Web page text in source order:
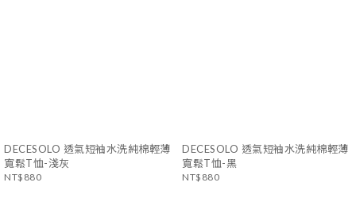
DECESOLO 透氣短袖水洗純棉輕薄
寬鬆T恤-淺灰
NT$880
DECESOLO 透氣短袖水洗純棉輕薄
寬鬆T恤-黑
NT$880